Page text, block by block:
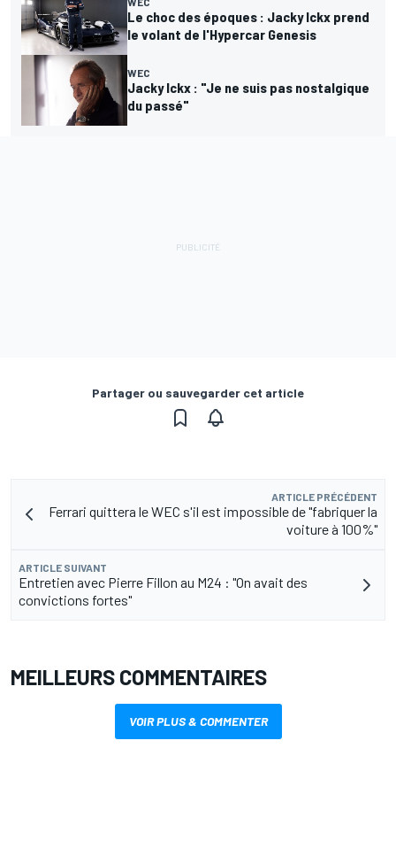
Le choc des époques : Jacky Ickx prend
le volant de l'Hypercar Genesis
WEC
Jacky Ickx : "Je ne suis pas nostalgique
du passé"
Partager ou sauvegarder cet article
ARTICLE PRÉCÉDENT
Ferrari quittera le WEC s'il est impossible de "fabriquer la
voiture à 100%"
ARTICLE SUIVANT
Entretien avec Pierre Fillon au M24 : "On avait des
convictions fortes"
MEILLEURS COMMENTAIRES
VOIR PLUS & COMMENTER